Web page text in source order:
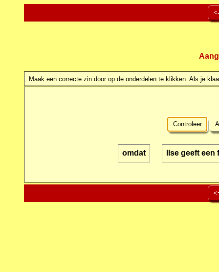
Maak een correcte zin door op de onderdelen te klikken. Als je
Controleer
omdat Ilse geeft een